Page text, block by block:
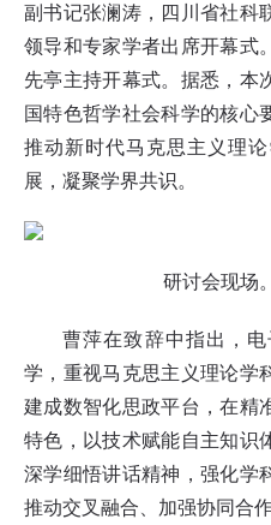
副书记张澜涛，四川省社科
领导和专家学者出席开幕式
先亭主持开幕式。据悉，本
国特色哲学社会科学的核心
推动新时代马克思主义理
展，凝聚学界共识。
研讨会现场
曹萍在致辞中指出，
学，重视马克思主义理论学
建成数智化思政平台，在精
特色，以技术赋能自主知识
深学细悟讲话精神，强化学
推动交叉融合、加强协同合